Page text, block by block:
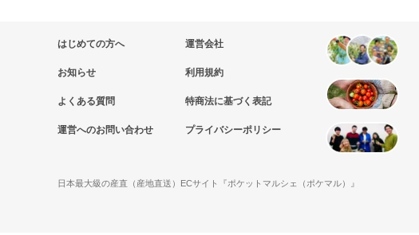
はじめての方へ
お知らせ
よくある質問
運営へのお問い合わせ
運営会社
利用規約
特商法に基づく表記
プライバシーポリシー
日本最大級の産直（産地直送）ECサイト『ポケットマルシェ（ポケマル）』